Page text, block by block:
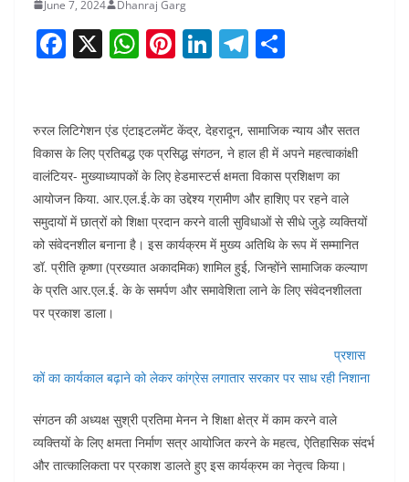
June 7, 2024 Dhanraj Garg
F
a
e
b
o
o
k
X W
h
s
A
p
p
Pi
nt
e
st
Li
n
e
dI
n
T
el
gr
a
m
e
रुरल लिटिगेशन एंड एंटाइटलमेंट केंद्र, देहरादून, सामाजिक न्याय और सतत
विकास के लिए प्रतिबद्ध एक प्रसिद्ध संगठन, ने हाल ही में अपने महत्वाकांक्षी
वालंटियर- मुख्याध्यापकों के लिए हेडमास्टर्स क्षमता विकास प्रशिक्षण का
आयोजन किया. आर.एल.ई.के का उद्देश्य ग्रामीण और हाशिए पर रहने वाले
समुदायों में छात्रों को शिक्षा प्रदान करने वाली सुविधाओं से सीधे जुड़े व्यक्तियों
को संवेदनशील बनाना है। इस कार्यक्रम में मुख्य अतिथि के रूप में सम्मानित
डॉ. प्रीति कृष्णा (प्रख्यात अकादमिक) शामिल हुई, जिन्होंने सामाजिक कल्याण
के प्रति आर.एल.ई. के के समर्पण और समावेशिता लाने के लिए संवेदनशीलता
पर प्रकाश डाला।
प्रशास
कों का कार्यकाल बढ़ाने को लेकर कांग्रेस लगातार सरकार पर साध रही निशाना
संगठन की अध्यक्ष सुश्री प्रतिमा मेनन ने शिक्षा क्षेत्र में काम करने वाले
व्यक्तियों के लिए क्षमता निर्माण सत्र आयोजित करने के महत्व, ऐतिहासिक संदर्भ
और तात्कालिकता पर प्रकाश डालते हुए इस कार्यक्रम का नेतृत्व किया।